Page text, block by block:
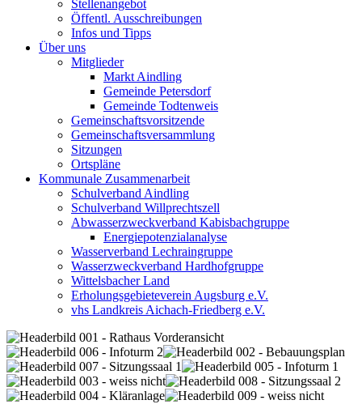
Stellenangebot
Öffentl. Ausschreibungen
Infos und Tipps
Über uns
Mitglieder
Markt Aindling
Gemeinde Petersdorf
Gemeinde Todtenweis
Gemeinschaftsvorsitzende
Gemeinschaftsversammlung
Sitzungen
Ortspläne
Kommunale Zusammenarbeit
Schulverband Aindling
Schulverband Willprechtszell
Abwasserzweckverband Kabisbachgruppe
Energiepotenzialanalyse
Wasserverband Lechraingruppe
Wasserzweckverband Hardhofgruppe
Wittelsbacher Land
Erholungsgebieteverein Augsburg e.V.
vhs Landkreis Aichach-Friedberg e.V.